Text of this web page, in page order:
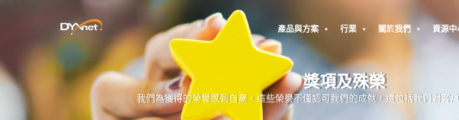
產品與方案 行業 關於我們 資源中
獎項及殊榮
我們為獲得的榮譽感到自豪，這些榮譽不僅認可我們的成就，還包括我們對客